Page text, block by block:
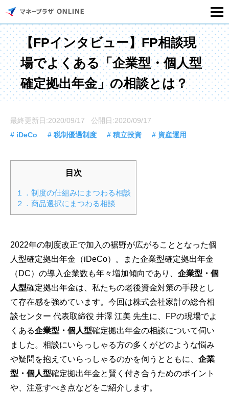
マネープラザONLINEとは
住宅ローンシミュレーション
記事一覧
セミナー情報
【FPインタビュー】FP相談現
場でよくある「企業型・個人型
確定拠出年金」の相談とは？
最終更新日:2020/09/17 公開日:2020/09/17
# iDeCo
# 税制優遇制度 # 積立投資 # 資産運用
目次
１．制度の仕組みにまつわる相談
２．商品選択にまつわる相談
2022年の制度改正で加入の裾野が広がることとなった個
人型確定拠出年金（iDeCo）。また企業型確定拠出年金
（DC）の導入企業数も年々増加傾向であり、 企業型・個
人型確定拠出年金は、私たちの老後資金対策の手段とし
て存在感を強めています。今回は株式会社家計の総合相
談センター 代表取締役 井澤 江美 先生に、FPの現場でよ
くある企業型・個人型確定拠出年金の相談について伺い
ました。相談にいらっしゃる方の多くがどのような悩み
や疑問を抱えていらっしゃるのかを伺うとともに、 企業
型・個人型確定拠出年金と賢く付き合うためのポイント
や、注意すべき点などをご紹介します。